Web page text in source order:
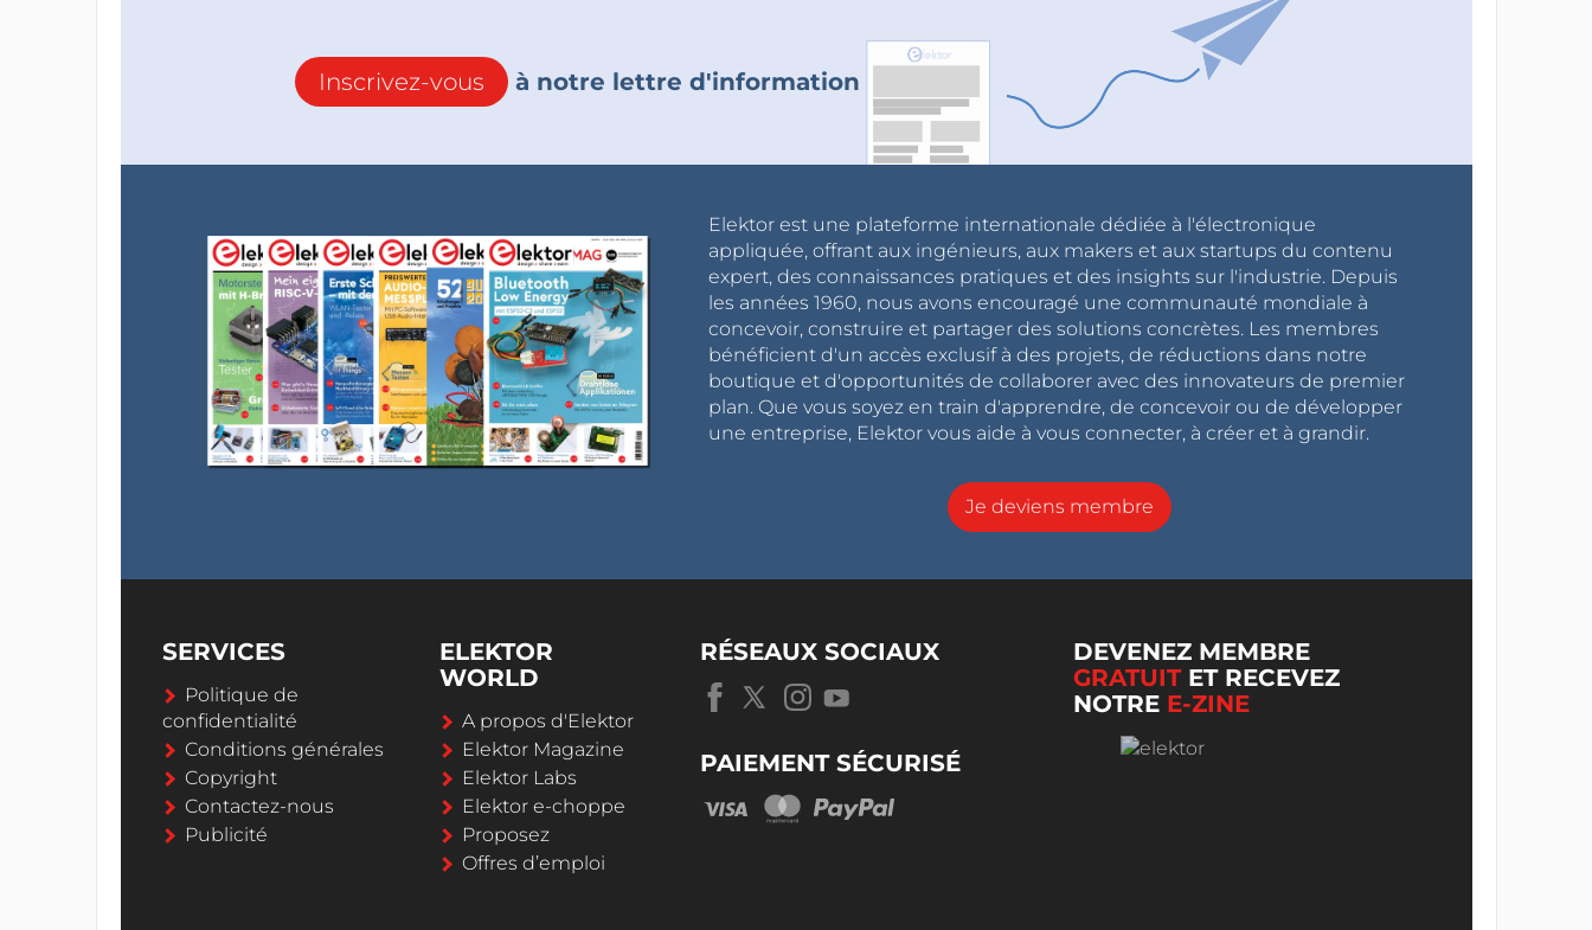
Inscrivez-vous à notre lettre d'information
Elektor est une plateforme internationale dédiée à l'électronique
appliquée, offrant aux ingénieurs, aux makers et aux startups du contenu
expert, des connaissances pratiques et des insights sur l'industrie. Depuis
les années 1960, nous avons encouragé une communauté mondiale à
concevoir, construire et partager des solutions concrètes. Les membres
bénéficient d'un accès exclusif à des projets, de réductions dans notre
boutique et d'opportunités de collaborer avec des innovateurs de premier
plan. Que vous soyez en train d'apprendre, de concevoir ou de développer
une entreprise, Elektor vous aide à vous connecter, à créer et à grandir.
Je deviens membre
SERVICES
Politique de
confidentialité
Conditions générales
Copyright
Contactez-nous
Publicité
ELEKTOR
WORLD
A propos d'Elektor
Elektor Magazine
Elektor Labs
Elektor e-choppe
Proposez
Offres d’emploi
RÉSEAUX SOCIAUX
PAIEMENT SÉCURISÉ
DEVENEZ MEMBRE
GRATUITET RECEVEZ
NOTRE E-ZINE